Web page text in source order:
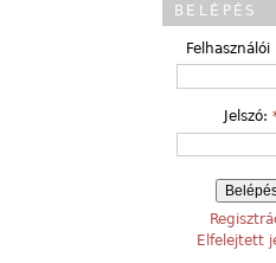
BELÉPÉS
Felhasználói
Jelszó:
Elfelejtett